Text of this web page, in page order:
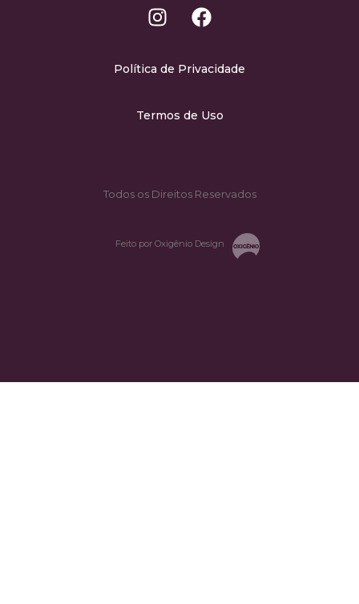
Política de Privacidade
Termos de Uso
Todos os Direitos Reservados
Feito por Oxigênio Design